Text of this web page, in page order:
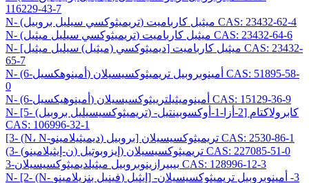
116229-43-7
N- (تريميثوكسي سيليل بروبيل) ميثيل كارباميت CAS: 23432-62-4
N- (تريميثوكسي سيليل ميثيل) ميثيل كارباميت CAS: 23432-64-6
N- [ديميثوكسي (ميثيل) سيليل ميثيل] ميثيل كارباميت CAS: 23432-
65-7
N- (6-أمينوهكسيل) أمينوبروبيل تريميثوكسيسيلان CAS: 51895-58-
0
N- (6-أمينوهيكسيل) أمينوميثيلترييثوكسيسيلان CAS: 15129-36-9
N- [5- (تريميثوكسيسيليل بروبيل) -2-أزا-1-أوكسوبينتيل] كابرولاكتام
CAS: 106996-32-1
[3- (N، N-ديميثيلامينو) بروبيل] تريميثوكسيسيلان CAS: 2530-86-1
(3- (ن-إيثيلامينو) إيزوبوتيل) تريميثوكسيسيلان CAS: 227085-51-0
3-بيبيرازينوبروبيل ميثيلديميثوكسيسيلان CAS: 128996-12-3
N- [2- (N- فينيل بنزيلامينو) إيثيل] -3- أمينوبروبيل تريميثوكسيسيلان